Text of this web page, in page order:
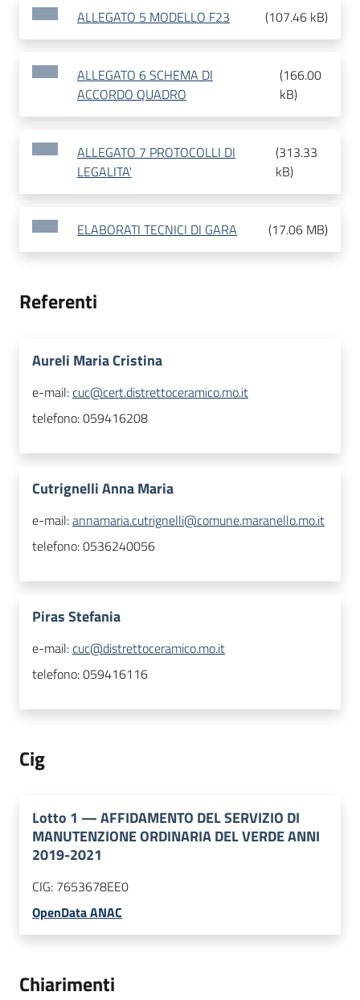
ALLEGATO 5 MODELLO F23 (107.46 kB)
ALLEGATO 6 SCHEMA DI
ACCORDO QUADRO
(166.00
kB)
ALLEGATO 7 PROTOCOLLI DI
LEGALITA'
(313.33
kB)
ELABORATI TECNICI DI GARA (17.06 MB)
Referenti
Aureli Maria Cristina
e-mail:cuc@cert.distrettoceramico.mo.it
telefono:059416208
Cutrignelli Anna Maria
e-mail:annamaria.cutrignelli@comune.maranello.mo.it
telefono:0536240056
Piras Stefania
e-mail:cuc@distrettoceramico.mo.it
telefono:059416116
Cig
Lotto 1 —AFFIDAMENTO DEL SERVIZIO DI
MANUTENZIONE ORDINARIA DEL VERDE ANNI
2019-2021
CIG: 7653678EE0
OpenData ANAC
Chiarimenti